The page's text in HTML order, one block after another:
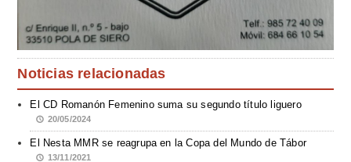
Noticias relacionadas
El CD Romanón Femenino suma su segundo título liguero
20/05/2024
El Nesta MMR se reagrupa en la Copa del Mundo de Tábor
13/11/2021